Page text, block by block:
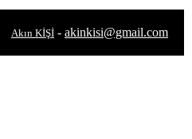
Akın KİŞİ - akinkisi@gmail.com